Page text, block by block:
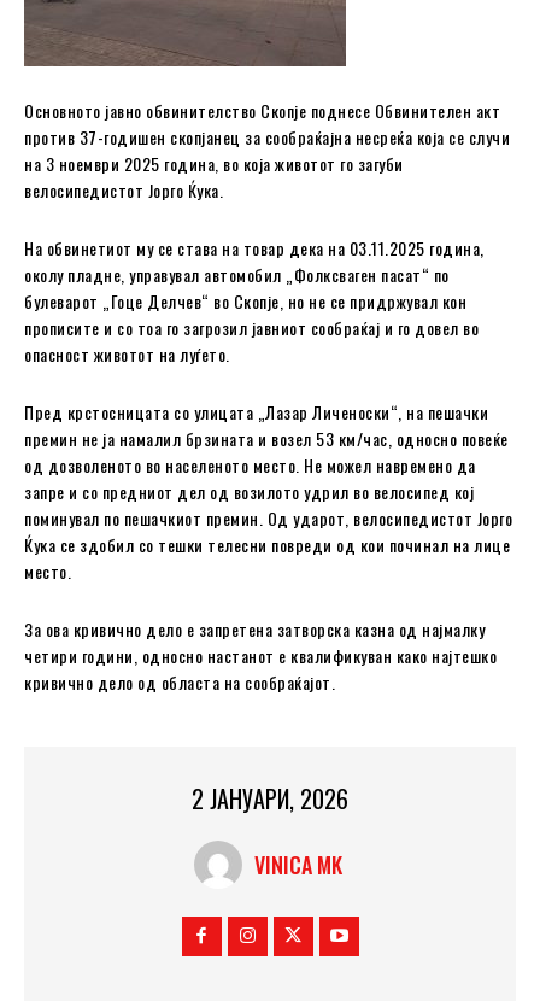
Основното јавно обвинителство Скопје поднесе Обвинителен акт
против 37-годишен скопјанец за сообраќајна несреќа која се случи
на 3 ноември 2025 година, во која животот го загуби
велосипедистот Јорго Ќука.
На обвинетиот му се става на товар дека на 03.11.2025 година,
околу пладне, управувал автомобил „Фолксваген пасат“ по
булеварот „Гоце Делчев“ во Скопје, но не се придржувал кон
прописите и со тоа го загрозил јавниот сообраќај и го довел во
опасност животот на луѓето.
Пред крстосницата со улицата „Лазар Личеноски“, на пешачки
премин не ја намалил брзината и возел 53 км/час, односно повеќе
од дозволеното во населеното место. Не можел навремено да
запре и со предниот дел од возилото удрил во велосипед кој
поминувал по пешачкиот премин. Од ударот, велосипедистот Јорго
Ќука се здобил со тешки телесни повреди од кои починал на лице
место.
За ова кривично дело е запретена затворска казна од најмалку
четири години, односно настанот е квалификуван како најтешко
кривично дело од областа на сообраќајот.
2 ЈАНУАРИ, 2026
VINICA MK